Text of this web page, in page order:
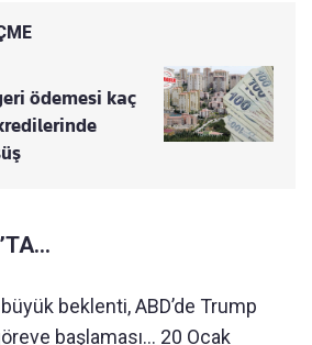
ödemesi kaç
beklenti, ABD’de Trump
başlaması… 20 Ocak